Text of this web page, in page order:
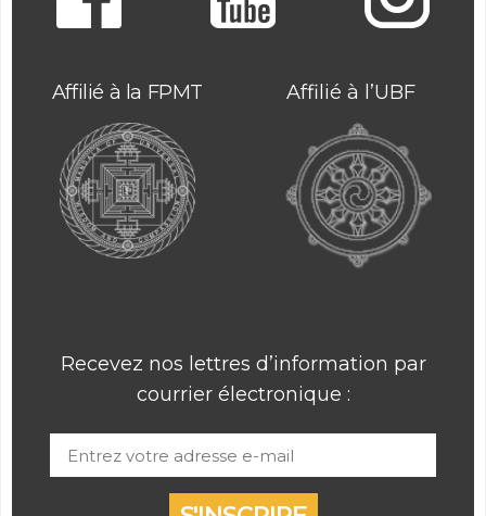
Affilié à la FPMT Affilié à l’UBF
Recevez nos lettres d’information par
courrier électronique :